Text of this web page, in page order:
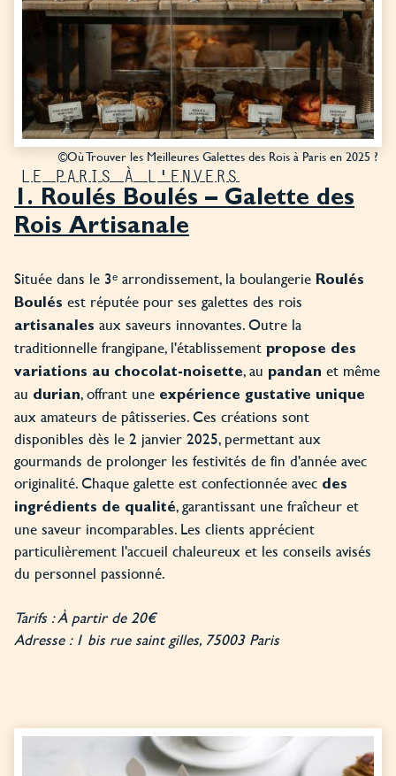
©Où Trouver les Meilleures Galettes des Rois à Paris en 2025 ?
LE PARIS À L'ENVERS
1. Roulés Boulés – Galette des
Rois Artisanale
Située dans le 3ᵉ arrondissement, la boulangerie Roulés
Boulés est réputée pour ses galettes des rois
artisanales aux saveurs innovantes. Outre la
traditionnelle frangipane, l'établissement propose des
variations au chocolat-noisette, au pandan et même
au durian, offrant une expérience gustative unique
aux amateurs de pâtisseries. Ces créations sont
disponibles dès le 2 janvier 2025, permettant aux
gourmands de prolonger les festivités de fin d'année avec
originalité. Chaque galette est confectionnée avec des
ingrédients de qualité, garantissant une fraîcheur et
une saveur incomparables. Les clients apprécient
particulièrement l'accueil chaleureux et les conseils avisés
du personnel passionné.
Tarifs : À partir de 20€
Adresse : 1 bis rue saint gilles, 75003 Paris